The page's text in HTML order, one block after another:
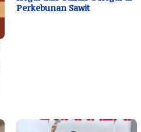
Perkebunan Sawit